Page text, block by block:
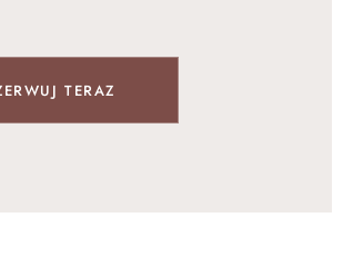
TERAZ